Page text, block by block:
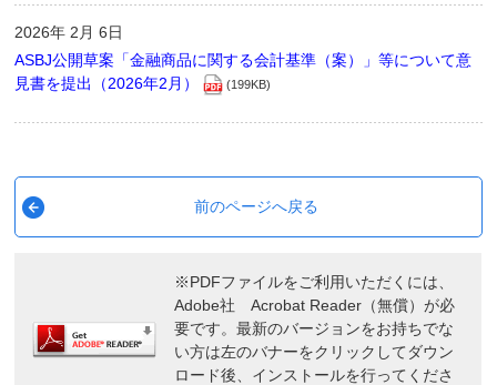
2026年 2月 6日
ASBJ公開草案「金融商品に関する会計基準（案）」等について意
見書を提出（2026年2月）
(199KB)
前のページへ戻る
※PDFファイルをご利用いただくには、
Adobe社 Acrobat Reader（無償）が必
要です。最新のバージョンをお持ちでな
い方は左のバナーをクリックしてダウン
ロード後、インストールを行ってくださ